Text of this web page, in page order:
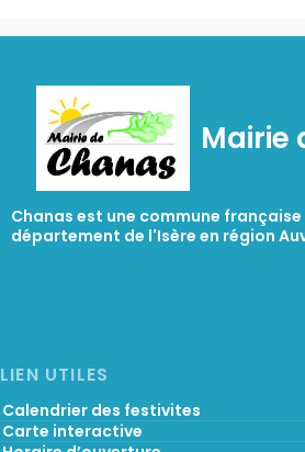
Mairie
Chanas est une commune
département de l'Isère en région
LIEN UTILES
Calendrier des festivites
Carte interactive